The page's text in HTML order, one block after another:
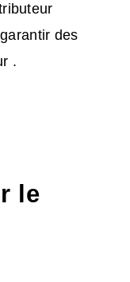
des
.
le